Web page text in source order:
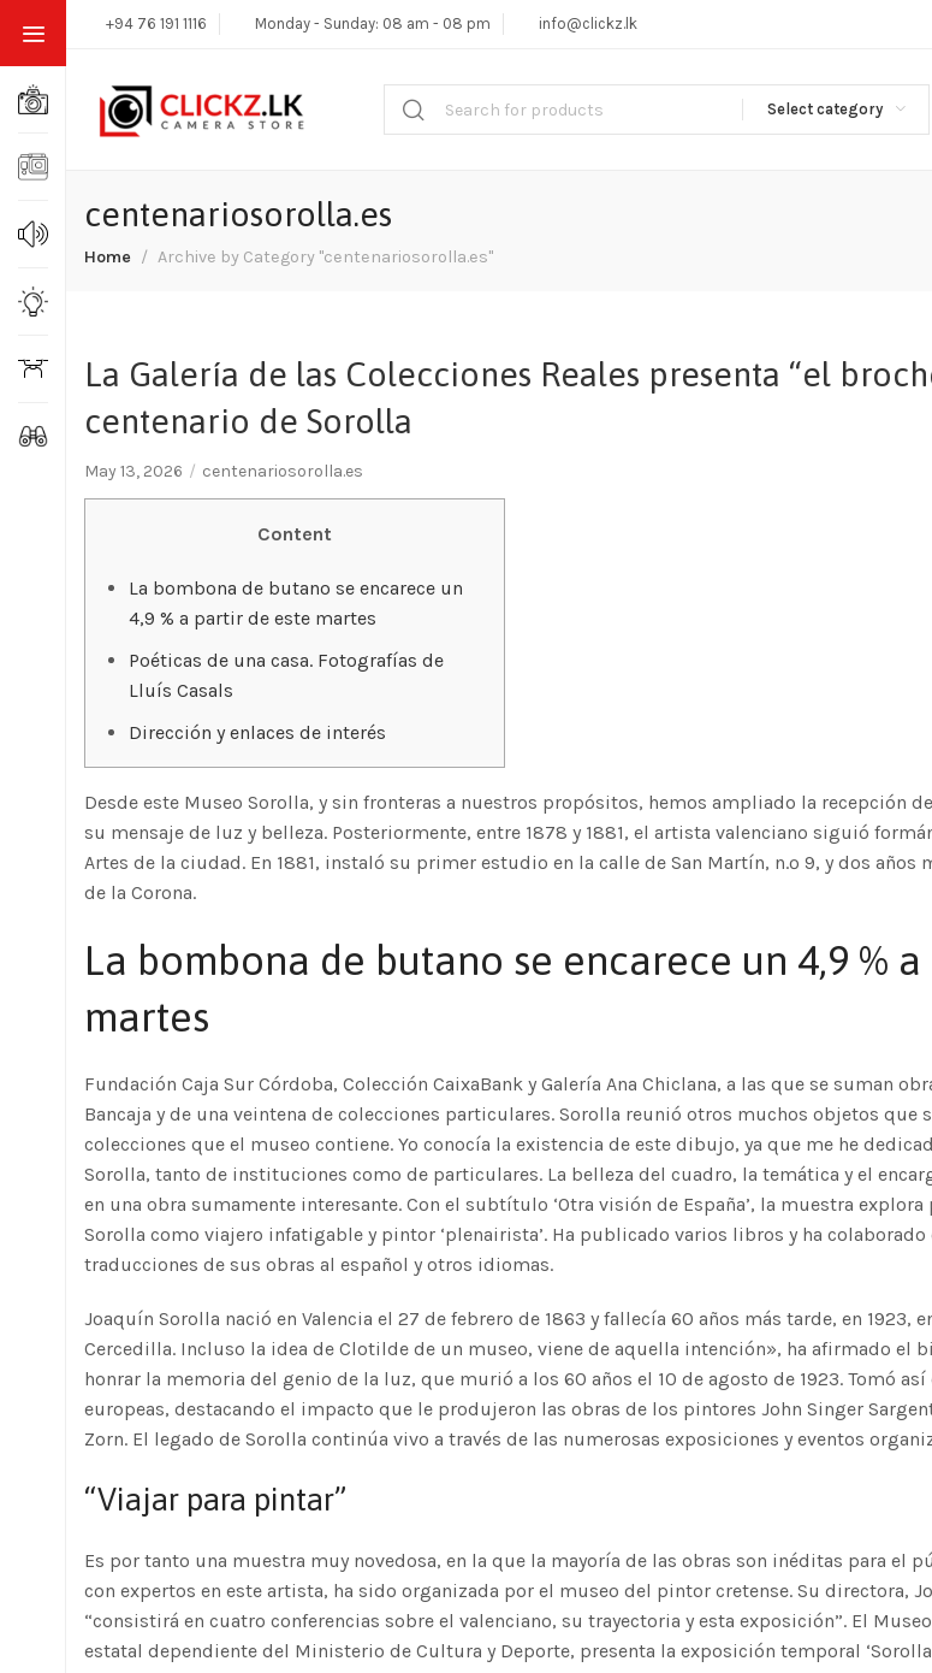
+94 76 191 1116 Monday - Sunday: 08 am - 08 pm info@clickz.lk
Select category
centenariosorolla.es
Home Archive by Category "centenariosorolla.es"
La Galería de las Colecciones Reales presenta “el
centenario de Sorolla
May 13, 2026 centenariosorolla.es
Content
La bombona de butano se encarece un
4,9 % a partir de este martes
Poéticas de una casa. Fotografías de
Lluís Casals
Dirección y enlaces de interés
Desde este Museo Sorolla, y sin fronteras a nuestros propósitos, hemos ampliado la recepción
su mensaje de luz y belleza. Posteriormente, entre 1878 y 1881, el artista valenciano siguió
Artes de la ciudad. En 1881, instaló su primer estudio en la calle de San Martín, n.º 9, y dos años
de la Corona.
La bombona de butano se encarece un 4,9 %
martes
Fundación Caja Sur Córdoba, Colección CaixaBank y Galería Ana Chiclana, a las que se suman
Bancaja y de una veintena de colecciones particulares. Sorolla reunió otros muchos objetos que
colecciones que el museo contiene. Yo conocía la existencia de este dibujo, ya que me he
Sorolla, tanto de instituciones como de particulares. La belleza del cuadro, la temática y el
en una obra sumamente interesante. Con el subtítulo ‘Otra visión de España’, la muestra
Sorolla como viajero infatigable y pintor ‘plenairista’. Ha publicado varios libros y ha colaborado
traducciones de sus obras al español y otros idiomas.
Joaquín Sorolla nació en Valencia el 27 de febrero de 1863 y fallecía 60 años más tarde, en
Cercedilla. Incluso la idea de Clotilde de un museo, viene de aquella intención», ha afirmado el
honrar la memoria del genio de la luz, que murió a los 60 años el 10 de agosto de 1923. Tomó
europeas, destacando el impacto que le produjeron las obras de los pintores John Singer
Zorn. El legado de Sorolla continúa vivo a través de las numerosas exposiciones y eventos
“Viajar para pintar”
Es por tanto una muestra muy novedosa, en la que la mayoría de las obras son inéditas para el
con expertos en este artista, ha sido organizada por el museo del pintor cretense. Su directora,
“consistirá en cuatro conferencias sobre el valenciano, su trayectoria y esta exposición”. El
estatal dependiente del Ministerio de Cultura y Deporte, presenta la exposición temporal